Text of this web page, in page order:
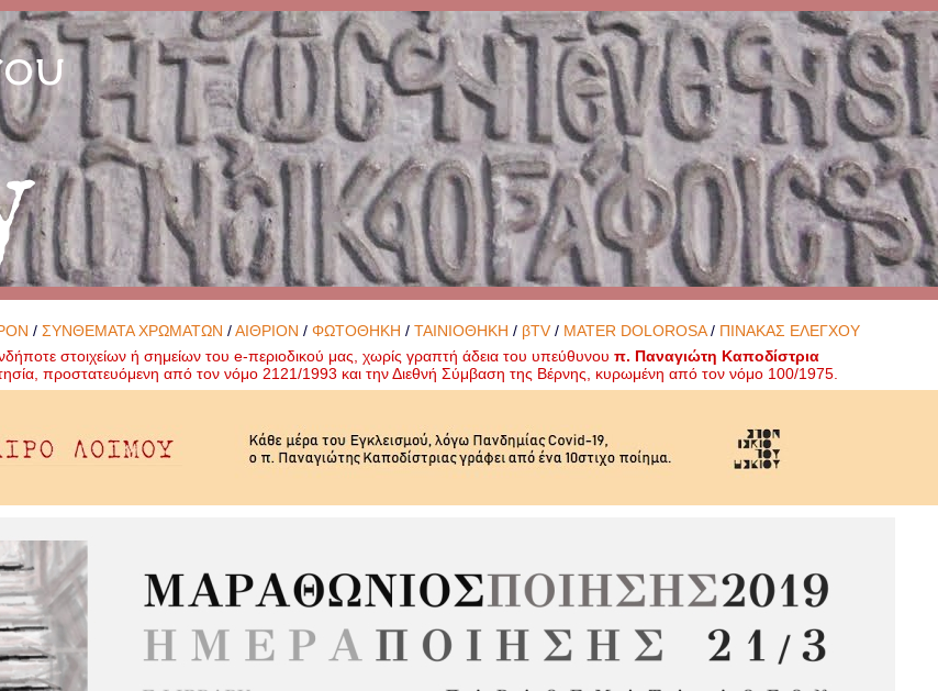
/ΣΥΝΘΕΜΑΤΑ ΧΡΩΜΑΤΩΝ /ΑΙΘΡΙΟΝ /ΦΩΤΟΘΗΚΗ /ΤΑΙΝΙΟΘΗΚΗ / βTV / MATER DOLOROSA/ ΠΙΝΑΚΑΣ ΕΛΕΓΧΟΥ
στοιχείων ή σημείων του e-περιοδικού μας, χωρίς γραπτή άδεια του υπεύθυνουπ. Παναγιώτη Καποδίστρια
προστατευόμενη από τον νόμο 2121/1993 και την Διεθνή Σύμβαση της Βέρνης, κυρωμένη από τον νόμο 100/1975.